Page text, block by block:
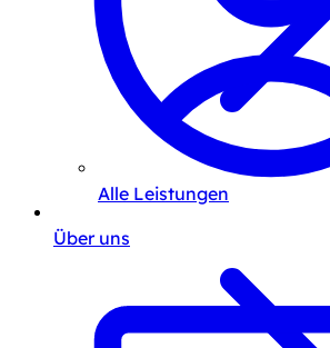
Alle Leistungen
Über uns